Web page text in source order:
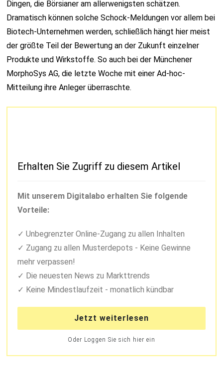
Dingen, die Börsianer am allerwenigsten schätzen.
Dramatisch können solche Schock-Meldungen vor allem bei
Biotech-Unternehmen werden, schließlich hängt hier meist
der größte Teil der Bewertung an der Zukunft einzelner
Produkte und Wirkstoffe. So auch bei der Münchener
MorphoSys AG, die letzte Woche mit einer Ad-hoc-
Mitteilung ihre Anleger überraschte.
Erhalten Sie Zugriff zu diesem Artikel
Mit unserem Digitalabo erhalten Sie folgende
Vorteile:
Unbegrenzter Online-Zugang zu allen Inhalten
Zugang zu allen Musterdepots - Keine Gewinne
mehr verpassen!
Die neuesten News zu Markttrends
Keine Mindestlaufzeit - monatlich kündbar
Jetzt weiterlesen
Oder Loggen Sie sich hier ein